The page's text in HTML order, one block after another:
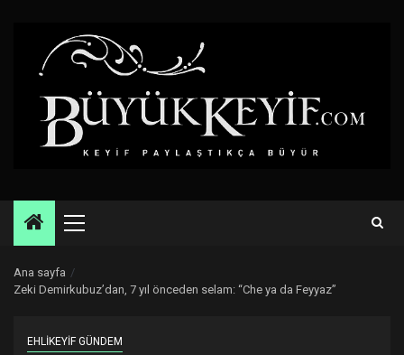
Primary
Ana sayfa
Zeki Demirkubuz’dan, 7 yıl önceden selam: “Che ya da Feyyaz”
EHLİKEYİF GÜNDEM